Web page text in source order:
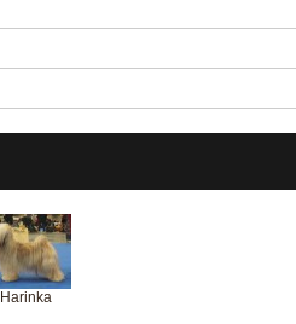
Harinka